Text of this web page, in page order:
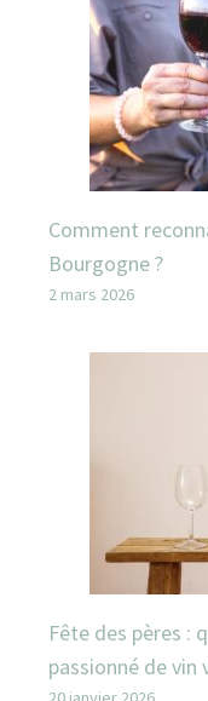
Comment
Bourgogne ?
2 mars 2026
Fête des pères :
passionné de vin